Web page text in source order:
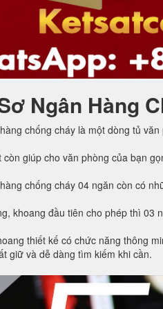
Ngân Hàng
chống cháy là một dòng tủ
còn giúp cho văn phòng của bạn
chống cháy 04 ngăn còn có
khoang đầu tiên cho phép thì 03
thiết kế có chức năng thông
giữ và dễ dàng tìm kiếm khi cần.